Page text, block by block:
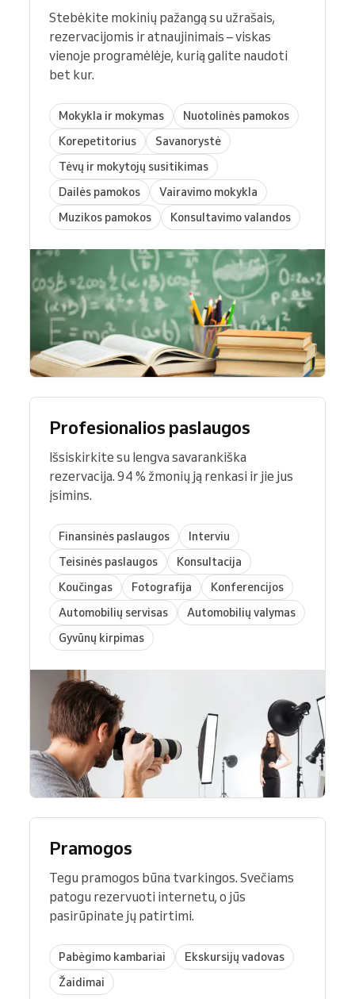
Stebėkite mokinių pažangą su užrašais,
rezervacijomis ir atnaujinimais – viskas
vienoje programėlėje, kurią galite naudoti
bet kur.
Mokykla ir mokymas
Nuotolinės pamokos
Korepetitorius
Savanorystė
Tėvų ir mokytojų susitikimas
Dailės pamokos
Vairavimo mokykla
Muzikos pamokos
Konsultavimo valandos
Profesionalios paslaugos
Išsiskirkite su lengva savarankiška
rezervacija. 94 % žmonių ją renkasi ir jie jus
įsimins.
Finansinės paslaugos
Interviu
Teisinės paslaugos
Konsultacija
Koučingas
Fotografija
Konferencijos
Automobilių servisas
Automobilių valymas
Gyvūnų kirpimas
Pramogos
Tegu pramogos būna tvarkingos. Svečiams
patogu rezervuoti internetu, o jūs
pasirūpinate jų patirtimi.
Pabėgimo kambariai
Ekskursijų vadovas
Žaidimai